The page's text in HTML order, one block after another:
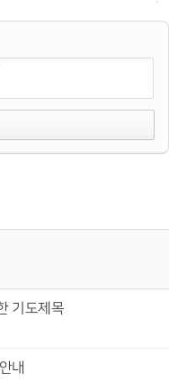
기도제목
내